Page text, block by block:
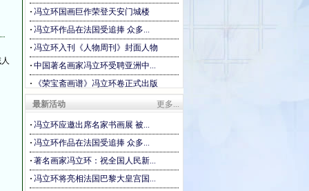
· 冯立环国画巨作荣登天安门城楼
· 冯立环作品在法国受追捧 众多...
· 冯立环入刊《人物周刊》封面人物
· 中国著名画家冯立环受聘亚洲中...
·
《荣宝斋画谱》冯立环卷正式出版
更多...
最新活动
· 冯立环应邀出席名家书画展 被...
· 冯立环作品在法国受追捧 众多...
· 著名画家冯立环：祝全国人民新...
· 冯立环将亮相法国巴黎大皇宫国...